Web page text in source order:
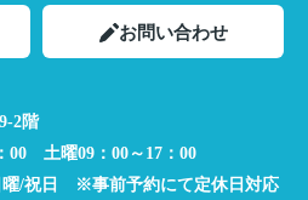
お問い合わせ
2階
00 土曜09：00～17：00
曜/祝日 ※事前予約にて定休日対応